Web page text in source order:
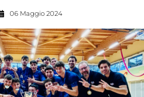
06 Maggio 2024